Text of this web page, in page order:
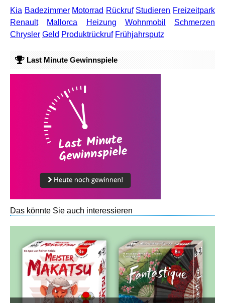
Kia Badezimmer Motorrad Rückruf Studieren Freizeitpark
Renault
Mallorca Heizung Wohnmobil
Schmerzen
Chrysler Geld Produktrückruf Frühjahrsputz
Last Minute Gewinnspiele
Das könnte Sie auch interessieren